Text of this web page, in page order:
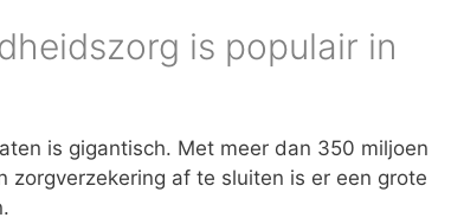
is populair in
is gigantisch. Met meer dan 350 miljoen
af te sluiten is er een grote